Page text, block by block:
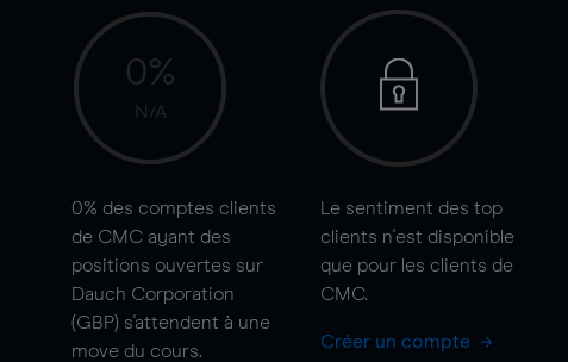
0%
N/A
0% des comptes clients
de CMC ayant des
positions ouvertes sur
Dauch Corporation
(GBP) s'attendent à une
move du cours.
Le sentiment des top
clients n'est disponible
que pour les clients de
CMC.
Créer un compte